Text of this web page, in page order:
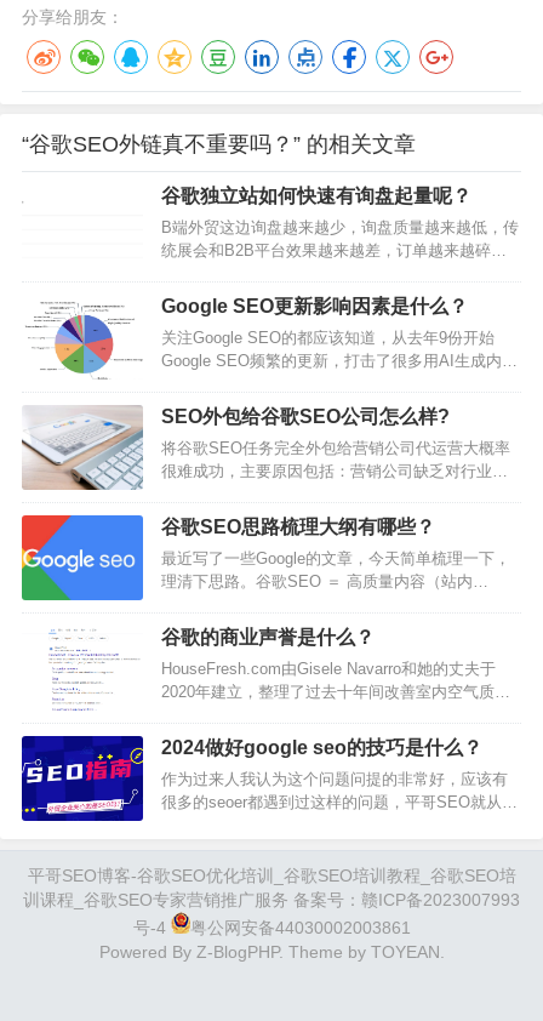
分享给朋友：
“谷歌SEO外链真不重要吗？” 的相关文章
谷歌独立站如何快速有询盘起量呢？
B端外贸这边询盘越来越少，询盘质量越来越低，传
统展会和B2B平台效果越来越差，订单越来越碎片
希望独立站能补齐一条腿，而独立站这个赛道对流
量的运营要求更高，时至今日，爆品路线已无法走
通，垂直站起量慢，投流广告是新站最快最直接见
效的引流方式。而现在投流成本也越来越高，直接
ROI越来越低。大家都在想如何寻找新的增长点？平
哥SEO团队看来，打破僵局的唯一可能，只…
Google SEO更新影响因素是什么？
关注Google SEO的都应该知道，从去年9份开始
Google SEO频繁的更新，打击了很多用AI生成内容
篇文章来看下Google SEO在这次更新之后到底修改
了哪些内容，对我们关注工具站的程序员朋友来说
意味着什么。SEO技术对于产品的推广来说非常重
要，特别对于简历企业品牌，对于程序员朋友来说
这项技能也需要去掌握，至少有SEO思维。从广义
上来说，SEO…
SEO外包给谷歌SEO公司怎么样?
将谷歌SEO任务完全外包给营销公司代运营大概率
很难成功，主要原因包括：营销公司缺乏对行业知
客户的业务领域、产品细节和特定市场不够了解。
而谷歌SEO长期要成功很大程度上依赖于对目标行
业和业务深刻理解，外包团队通常没有多少时间深
入了解和获取行业知识，顶多花一个月时间去了解
贵公司行业，那已经是花了很多时间了，因为通常
外包营销公司外包营销公司每个员工通常要服务
谷歌SEO思路梳理大纲有哪些？
最近写了一些Google的文章，今天简单梳理一下，
理清下思路。谷歌SEO ＝ 高质量内容（站内
SEO ＝ 高质量内容 ＋ 合理的SEO布局合理的SEO
布局 ＝ 域名 ＋ URL ＋ 标题 ＋ H1-H3标签 ＋ alt标
签＋锚文本内链＋网站加载速度＋很多细节高质量
内容 ＝ 关键词调研＋行业客户深入洞察＋优质内容
表现形式＋针对某一细分人群写解决问…
谷歌的商业声誉是什么？
HouseFresh.com由Gisele Navarro和她的丈夫于
2020年建立，整理了过去十年间改善室内空气质量
净化设备，开展严格的科学测试，并撰写文章来帮
助消费者们厘清思路、辨别炒作。但2023年9月，谷
歌对其搜索引擎算法展开了一系列重大更新。一夜
之间，本来指向HouseFresh的搜索词开始将人们引
2024做好google seo的技巧是什么？
作为过来人我认为这个问题问提的非常好，应该有
很多的seoer都遇到过这样的问题，平哥SEO就从我
长，内容也很丰富，还有视频，为什么我的排名没
有它高呢？B.Seurush的流量数据为什么跟谷歌分析
的不样呢？关键词搜索量也不样呢？C.垃圾外链我
前几天才清理了，为什么今天又查到了呢？D.我的
网站谷歌测速都是90多…
平哥SEO博客-谷歌SEO优化培训_谷歌SEO培训教程_谷歌SEO培
训课程_谷歌SEO专家营销推广服务 备案号： 赣ICP备2023007993
号-4
粤公网安备44030002003861
Powered By Z-BlogPHP. Theme by TOYEAN